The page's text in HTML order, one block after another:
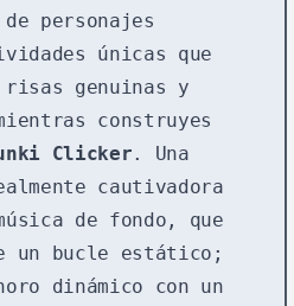
personajes
únicas que
risas genuinas y
construyes
Clicker. Una
cautivadora
de fondo, que
un bucle estático;
dinámico con un